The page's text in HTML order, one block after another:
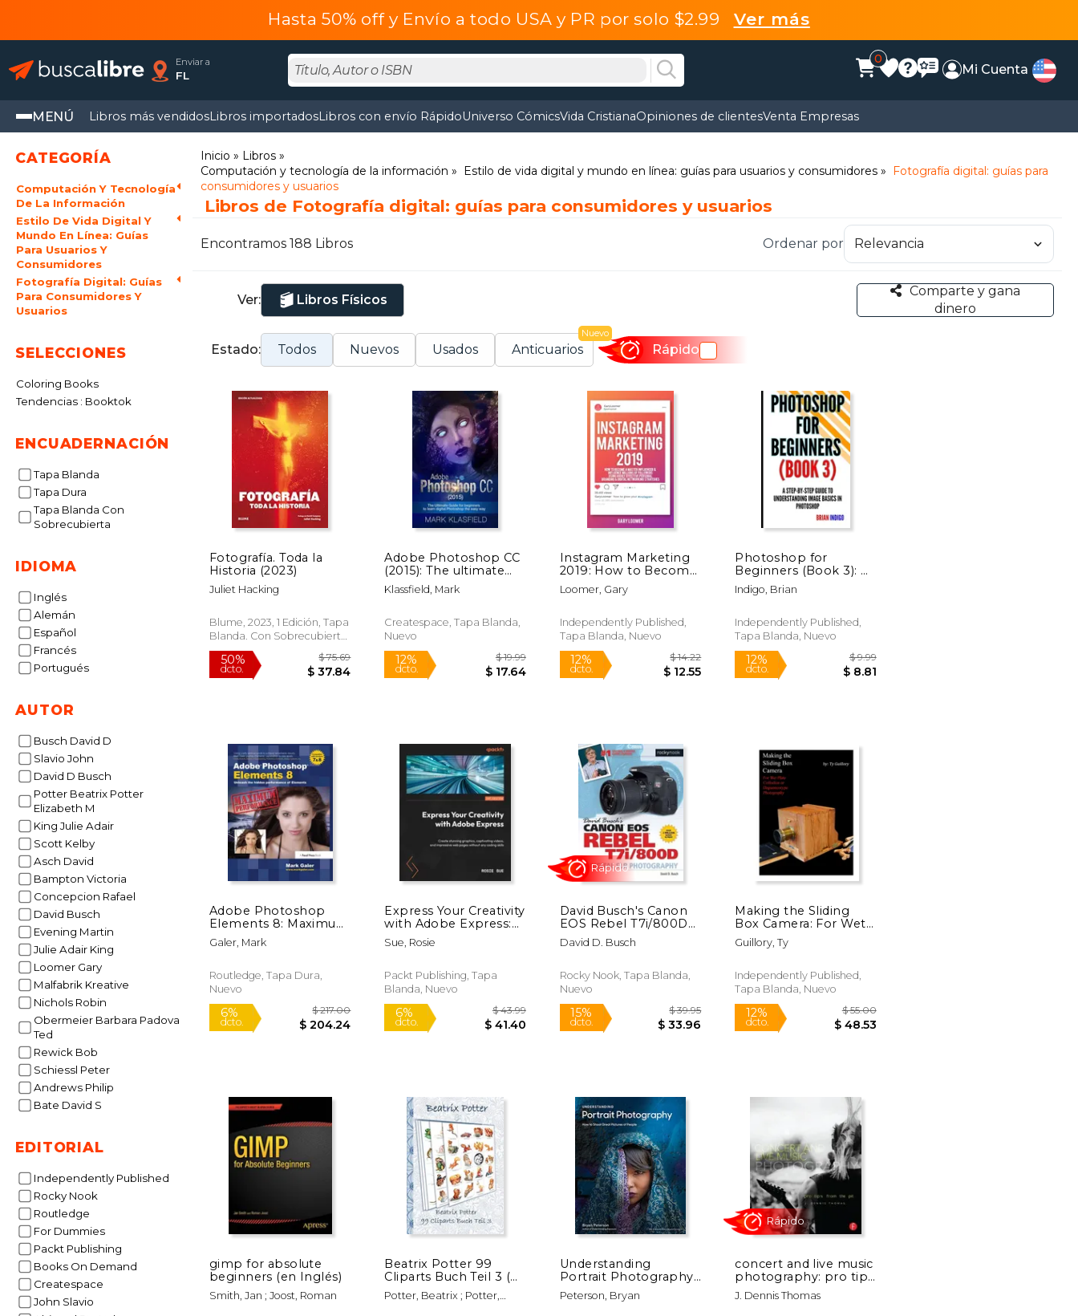
Hasta 50% off y Envío a todo USA y PR por solo $2.99 Ver más
Enviar a
FL
0
Mi Cuenta
MENÚ Libros más vendidosLibros importadosLibros con envío RápidoUniverso CómicsVida CristianaOpiniones de clientesVenta Empresas
CATEGORÍA
Computación Y Tecnología
De La Información
Estilo De Vida Digital Y
Mundo En Línea: Guías
Para Usuarios Y
Consumidores
Fotografía Digital: Guías
Para Consumidores Y
Usuarios
SELECCIONES
Coloring Books
Tendencias : Booktok
ENCUADERNACIÓN
Tapa Blanda
Tapa Dura
Tapa Blanda Con
Sobrecubierta
IDIOMA
Inglés
Alemán
Español
Francés
Portugués
AUTOR
Busch David D
Slavio John
David D Busch
Potter Beatrix Potter
Elizabeth M
King Julie Adair
Scott Kelby
Asch David
Bampton Victoria
Concepcion Rafael
David Busch
Evening Martin
Julie Adair King
Loomer Gary
Malfabrik Kreative
Nichols Robin
Obermeier Barbara Padova
Ted
Rewick Bob
Schiessl Peter
Andrews Philip
Bate David S
EDITORIAL
Independently Published
Rocky Nook
Routledge
For Dummies
Packt Publishing
Books On Demand
Createspace
John Slavio
Inicio
Libros
Computación y tecnología de la información
Estilo de vida digital y mundo en línea: guías para usuarios y consumidores
Fotografía digital: guías para
consumidores y usuarios
Libros de Fotografía digital: guías para consumidores y usuarios
Encontramos 188 Libros Ordenar por
Ver: Libros Físicos
Comparte y gana
dinero
Estado: Todos Nuevos Usados Anticuarios
Nuevo
Rápido
Fotografía. Toda la
Historia (2023)
Juliet Hacking
Blume, 2023, 1 Edición, Tapa
Blanda. Con Sobrecubierta,
Nuevo
dcto.
Adobe Photoshop CC
(2015): The ultimate
Guide for beginners to
learn digital
way (en Inglés)
Klassfield, Mark
Createspace, Tapa Blanda,
Nuevo
dcto. $ 17.64
Instagram Marketing
2019: How to Become
a Master Influencer &
Influence Millions of
Highly Effective
Personal Branding &
Loomer, Gary
Independently Published,
Tapa Blanda, Nuevo
dcto. $ 12.55
Photoshop for
Beginners (Book 3): A
step-by-step guide to
understanding image
(en Inglés)
Indigo, Brian
Independently Published,
Tapa Blanda, Nuevo
Adobe Photoshop
Elements 8: Maximum
Performance: Unleash
the Hidden
Elements (en Inglés)
Galer, Mark
Routledge, Tapa Dura,
Nuevo
6%
dcto.
Express Your Creativity
with Adobe Express:
Create stunning
graphics, captivating
web pages without
any coding skills (en
Sue, Rosie
Packt Publishing, Tapa
Blanda, Nuevo
6%
dcto.
$ 43.99
$ 41.40
David Busch's Canon
EOS Rebel T7i/800D
Guide to SLR
Photogra
David D. Busch
Rocky Nook, Tapa Blanda,
Nuevo
15%
dcto. $ 33.96
Making the Sliding
Box Camera: For Wet
Plate Collodion or
Daguerreotype
Inglés)
Guillory, Ty
Independently Published,
Tapa Blanda, Nuevo
12%
dcto.
gimp for absolute
beginners (en Inglés)
Smith, Jan ; Joost, Roman
Beatrix Potter 99
Cliparts Buch Teil 3 (
Peter Hase ) (en
Alemán)
Potter, Beatrix ; Potter,
Understanding
Portrait Photography:
How to Shoot Great
Pictures of People
Peterson, Bryan
concert and live music
photography: pro tips
from the pit (en
Inglés)
J. Dennis Thomas